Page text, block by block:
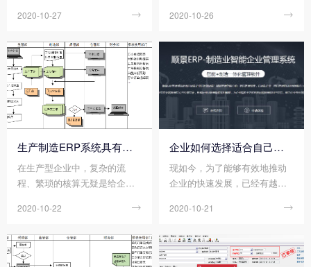
数据来完成的。由此可见，基
常重要的一部分，涉及面广、
工作量大，我们只有确保ERP
系统基础数据的正确性，才可
以真正实施ERP系统。那么我
们如何对ERP系统基础数据进
行收集呢?
2020-10-27 
务流程集成到ERP管理系统
有效提高了企业的竞争力。但
是，企业在快速实施ERP系统
时，如果操作不当，同样也面
临着一定的风险。那么企业快
速实施ERP系统，如何降低风
险呢?
2020-10-26 
生产制造ERP系统具有哪些功能?
在生产型企业中，复杂的流
程、繁琐的核算无疑是给企业
尤其是随着市场化程度的深化
产企业的管理效率，信息化转
型己势在必行。在这时，适时
2020-10-22 
企业如何选择适合自己的erp管理软件?
现如今，为了能够有效地推动
企业的快速发展，已经有越来
了。其，erp管理软件的应用，
环节，若是选择到适合自己的e
rp管理软件，无疑可以为企业
2020-10-21 